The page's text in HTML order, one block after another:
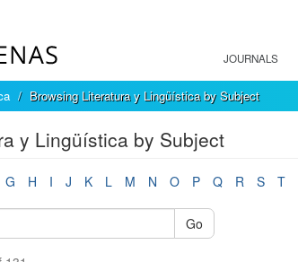
JOURNALS
Browsing Literatura y Lingüística by Subject
y Lingüística by Subject
G H I J K L M N O P Q R S T
Go